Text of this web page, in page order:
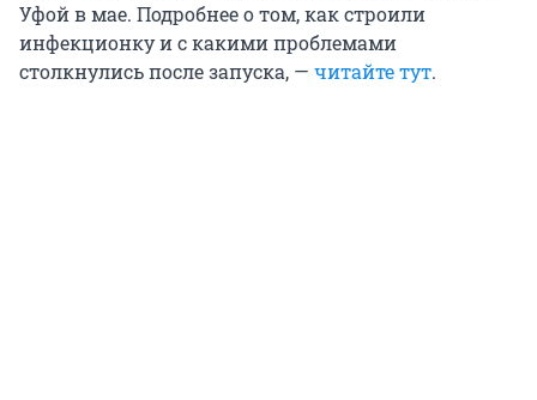
Уфой в мае. Подробнее о том, как строили
инфекционку и с какими проблемами
столкнулись после запуска, — читайте тут.